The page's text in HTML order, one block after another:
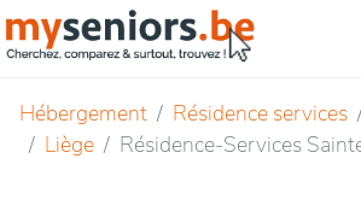
Hébergement Résidence services
Liège
Résidence-Services